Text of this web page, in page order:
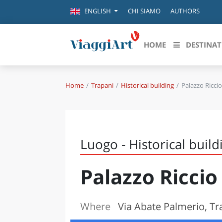
ENGLISH CHI SIAMO AUTHORS
HOME
Destinazioni in evidenza
FIRENZE
NAPOLI
BOLOGNA
LA SILA
IL SALENTO
Home Trapani Historical building Palazzo
Luogo - Historical
Palazzo
Where Via Abate Palmerio,